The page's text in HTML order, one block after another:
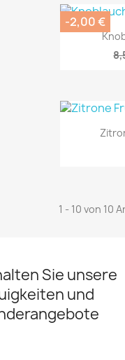
-2,00 €
1 - 10 von 10
Sie unsere
und